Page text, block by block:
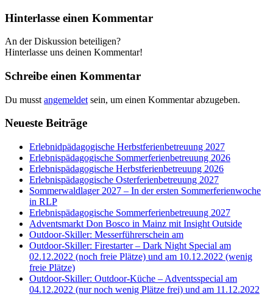
Hinterlasse einen Kommentar
An der Diskussion beteiligen?
Hinterlasse uns deinen Kommentar!
Schreibe einen Kommentar
Du musst angemeldet sein, um einen Kommentar abzugeben.
Neueste Beiträge
Erlebnidpädagogische Herbstferienbetreuung 2027
Erlebnispädagogische Sommerferienbetreuung 2026
Erlebnispädagogische Herbstferienbetreuung 2026
Erlebnispädagogische Osterferienbetreuung 2027
Sommerwaldlager 2027 – In der ersten Sommerferienwoche
in RLP
Erlebnispädagogische Sommerferienbetreuung 2027
Adventsmarkt Don Bosco in Mainz mit Insight Outside
Outdoor-Skiller: Messerführerschein am
Outdoor-Skiller: Firestarter – Dark Night Special am
02.12.2022 (noch freie Plätze) und am 10.12.2022 (wenig
freie Plätze)
Outdoor-Skiller: Outdoor-Küche – Adventsspecial am
04.12.2022 (nur noch wenig Plätze frei) und am 11.12.2022